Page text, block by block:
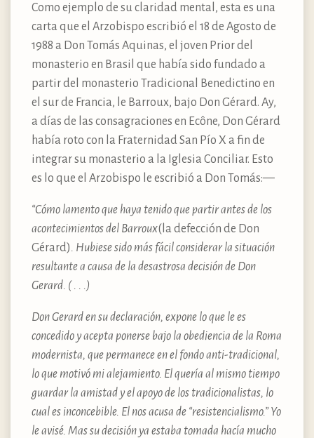
Como ejemplo de su claridad mental, esta es una
carta que el Arzobispo escribió el 18 de Agosto de
1988 a Don Tomás Aquinas, el joven Prior del
monasterio en Brasil que había sido fundado a
partir del monasterio Tradicional Benedictino en
el sur de Francia, le Barroux, bajo Don Gérard. Ay,
a días de las consagraciones en Ecône, Don Gérard
había roto con la Fraternidad San Pío X a fin de
integrar su monasterio a la Iglesia Conciliar. Esto
es lo que el Arzobispo le escribió a Don Tomás:—
“Cómo lamento que haya tenido que partir antes de los
acontecimientos del Barroux(la defección de Don
Gérard). Hubiese sido más fácil considerar la situación
resultante a causa de la desastrosa decisión de Don
Gerard. ( . . .)
Don Gerard en su declaración, expone lo que le es
concedido y acepta ponerse bajo la obediencia de la Roma
modernista, que permanece en el fondo anti-tradicional,
lo que motivó mi alejamiento. El quería al mismo tiempo
guardar la amistad y el apoyo de los tradicionalistas, lo
cual es inconcebible. El nos acusa de “resistencialismo.” Yo
le avisé. Mas su decisión ya estaba tomada hacía mucho